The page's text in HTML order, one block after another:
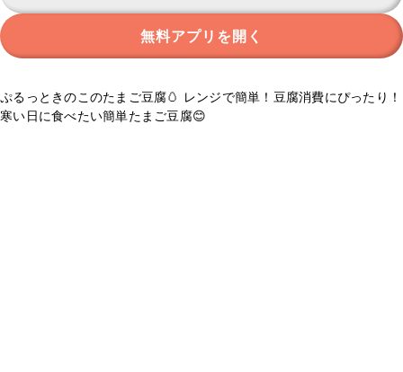
無料アプリを開く
ぷるっときのこのたまご豆腐🥚 レンジで簡単！豆腐消費にぴったり！
寒い日に食べたい簡単たまご豆腐😊